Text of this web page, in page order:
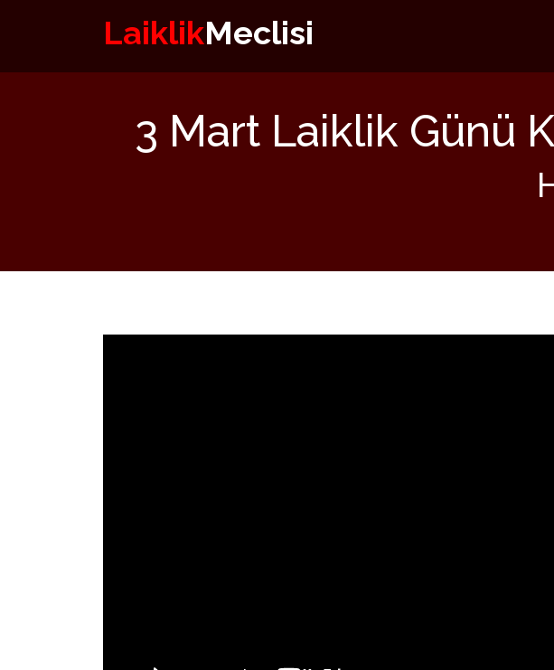
LaiklikMeclisi
3 Mart Laiklik Günü